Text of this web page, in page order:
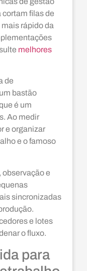
filas de
rápido da
melhores
de
bastão
é um
Ao medir
e organizar
e o famoso
e
sincronizadas
e lotes
o fluxo.
para